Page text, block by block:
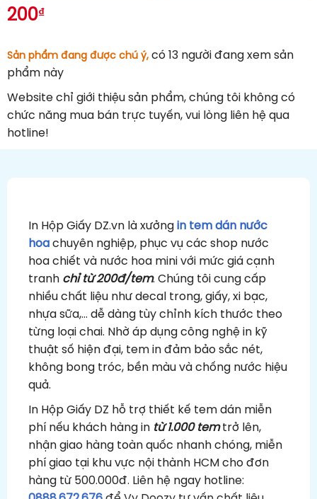
200₫
Sản phẩm đang được chú ý, có 13 người đang xem sản
phẩm này
Website chỉ giới thiệu sản phẩm, chúng tôi không có
chức năng mua bán trực tuyến, vui lòng liên hệ qua
hotline!
In Hộp Giấy DZ.vn là xưởng in tem dán nước
hoa chuyên nghiệp, phục vụ các shop nước
hoa chiết và nước hoa mini với mức giá cạnh
tranh chỉ từ 200đ/tem. Chúng tôi cung cấp
nhiều chất liệu như decal trong, giấy, xi bạc,
nhựa sữa,… dễ dàng tùy chỉnh kích thước theo
từng loại chai. Nhờ áp dụng công nghệ in kỹ
thuật số hiện đại, tem in đảm bảo sắc nét,
không bong tróc, bền màu và chống nước hiệu
quả.
In Hộp Giấy DZ hỗ trợ thiết kế tem dán miễn
phí nếu khách hàng in từ 1.000 tem trở lên,
nhận giao hàng toàn quốc nhanh chóng, miễn
phí giao tại khu vực nội thành HCM cho đơn
hàng từ 500.000đ. Liên hệ ngay hotline: